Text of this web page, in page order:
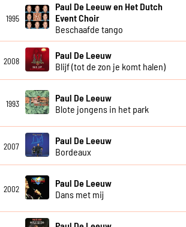
1995
Paul De Leeuw en Het Dutch
Event Choir
Beschaafde tango
2008
Paul De Leeuw
Blijf (tot de zon je komt halen)
1993
Paul De Leeuw
Blote jongens in het park
2007
Paul De Leeuw
Bordeaux
2002
Paul De Leeuw
Dans met mij